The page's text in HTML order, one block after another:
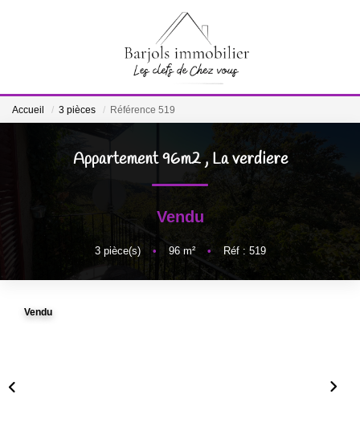
ACCUEIL
ESTIMATION
NOTRE ÉQUIPE
Accueil 3 pièces Référence 519
Appartement 96m2 , La verdiere
Vendu
3pièce(s) • 96m² • Réf : 519
Vendu